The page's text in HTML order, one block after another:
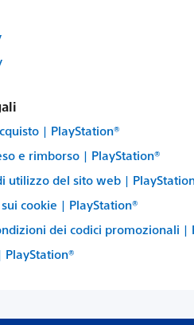
| PlayStation®
e rimborso | PlayStation®
utilizzo del sito web |
cookie | PlayStation®
dei codici promozionali |
PlayStation®